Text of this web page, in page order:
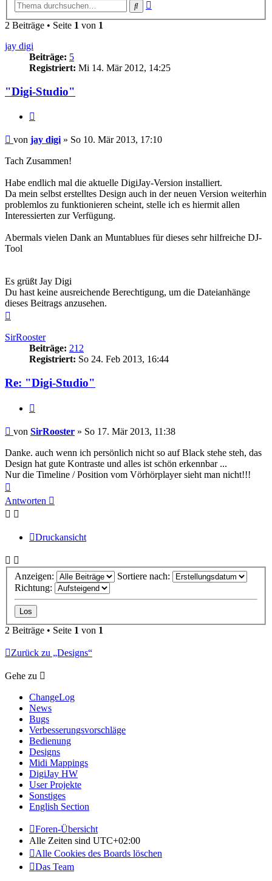
Suche
2 Beiträge • Seite 1 von 1
jay digi
Beiträge: 5
Registriert: Mi 14. Mär 2012, 14:25
"Digi-Studio"
Beitrag
von jay digi» So 10. Mär 2013, 17:10
Tach Zusammen!
Habe endlich mal die aktuelle DigiJay-Version installiert.
Da mein selbst erstelltes Design auch in der neuen Version weiterhin
problemlos zu funktionieren scheint, stelle ich es hiermit allen
Interessierten zur Verfügung.
Abermals vielen Dank an Muntablues für dieses sehr hilfreiche DJ-
Tool
Es grüßt Jay Digi
Du hast keine ausreichende Berechtigung, um die Dateianhänge
dieses Beitrags anzusehen.
SirRooster
Beiträge: 212
Registriert: So 24. Feb 2013, 16:44
Re: "Digi-Studio"
Beitrag
von SirRooster » So 17. Mär 2013, 11:38
Danke. auch wenn ich persönlich nicht so auf Black stehe steh, das
Design hat gute Kontraste und alles ist schön erkennbar ...
Nur die Timeline / Position vom Vörhörplayer sieht man nicht!!!
oben
Antworten
Druckansicht
Anzeigen:
Sortiere nach:
Richtung:
2 Beiträge • Seite 1 von 1
Zurück zu „Designs“
Gehe zu
ChangeLog
News
Bugs
Verbesserungsvorschläge
Bedienung
Designs
Midi Mappings
DigiJay HW
User Projekte
Sonstiges
English Section
Foren-Übersicht
Alle Zeiten sind UTC+02:00
Alle Cookies des Boards löschen
Das Team